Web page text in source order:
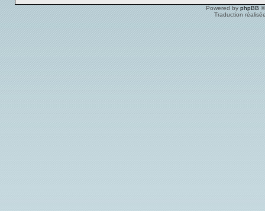
Powered by phpBB
Traduction